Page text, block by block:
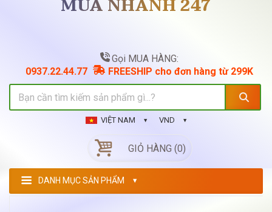
MUA NHANH 247
Gọi MUA HÀNG:
0937.22.44.77
FREESHIP cho đơn hàng từ 299K
VIỆT NAM VND
GIỎ HÀNG (0)
DANH MỤC SẢN PHẨM